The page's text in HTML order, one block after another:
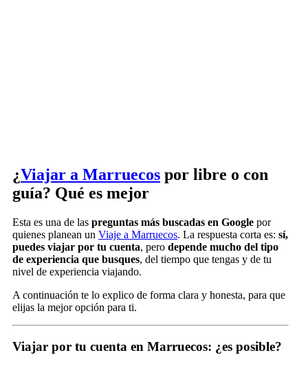
¿Viajar a Marruecos por libre o con
guía? Qué es mejor
Esta es una de las preguntas más buscadas en Google por
quienes planean un Viaje a Marruecos. La respuesta corta es: sí,
puedes viajar por tu cuenta, pero depende mucho del tipo
de experiencia que busques, del tiempo que tengas y de tu
nivel de experiencia viajando.
A continuación te lo explico de forma clara y honesta, para que
elijas la mejor opción para ti.
Viajar por tu cuenta en Marruecos: ¿es posible?